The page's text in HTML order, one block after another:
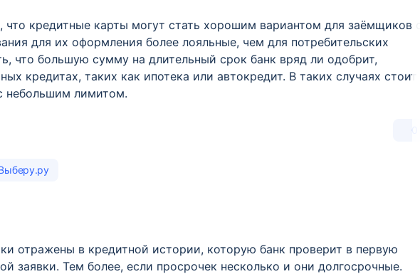
кредитные карты могут стать хорошим вариантом для заёмщиков с
для их оформления более лояльные, чем для потребительских
что большую сумму на длительный срок банк вряд ли одобрит,
кредитах, таких как ипотека или автокредит. В таких случаях стоит
небольшим лимитом.
0
отражены в кредитной истории, которую банк проверит в первую
заявки. Тем более, если просрочек несколько и они долгосрочные.